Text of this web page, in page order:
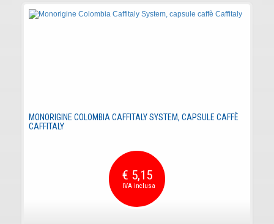
MONORIGINE COLOMBIA CAFFITALY SYSTEM, CAPSULE CAFFÈ
CAFFITALY
€ 5,15